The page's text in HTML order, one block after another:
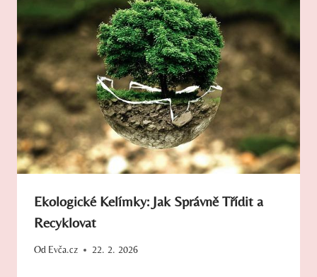
Ekologické Kelímky: Jak Správně Třídit a
Recyklovat
Od Evča.cz 22. 2. 2026